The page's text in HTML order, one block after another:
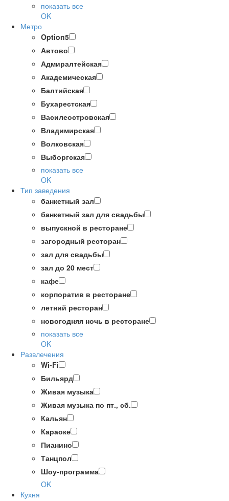
показать все
OK
Метро
Option5
Автово
Адмиралтейская
Академическая
Балтийская
Бухарестская
Василеостровская
Владимирская
Волковская
Выборгская
показать все
OK
Тип заведения
банкетный зал
банкетный зал для свадьбы
выпускной в ресторане
загородный ресторан
зал для свадьбы
зал до 20 мест
кафе
корпоратив в ресторане
летний ресторан
новогодняя ночь в ресторане
показать все
OK
Развлечения
Wi-Fi
Бильярд
Живая музыка
Живая музыка по пт., сб.
Кальян
Караоке
Пианино
Танцпол
Шоу-программа
OK
Кухня